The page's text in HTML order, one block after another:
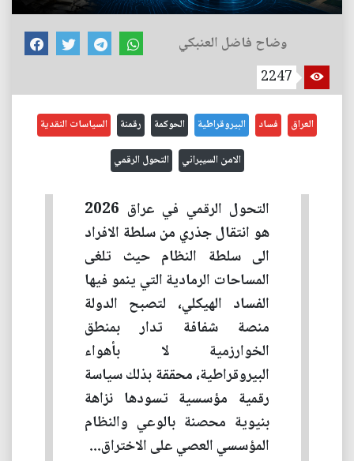
وضاح فاضل العنبكي
2247
العراق فساد البيروقراطية الحوكمة رقمنة السياسات النقدية
الامن السيبراني التحول الرقمي
التحول الرقمي في عراق 2026
هو انتقال جذري من سلطة الافراد
الى سلطة النظام حيث تلغى
المساحات الرمادية التي ينمو فيها
الفساد الهيكلي، لتصبح الدولة
منصة شفافة تدار بمنطق
الخوارزمية لا بأهواء
البيروقراطية، محققة بذلك سياسة
رقمية مؤسسية تسودها نزاهة
بنيوية محصنة بالوعي والنظام
المؤسسي العصي على الاختراق...